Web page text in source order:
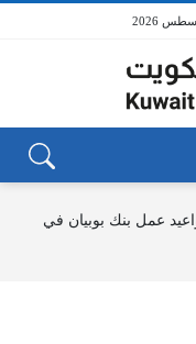
عمل بنك بوبيان في